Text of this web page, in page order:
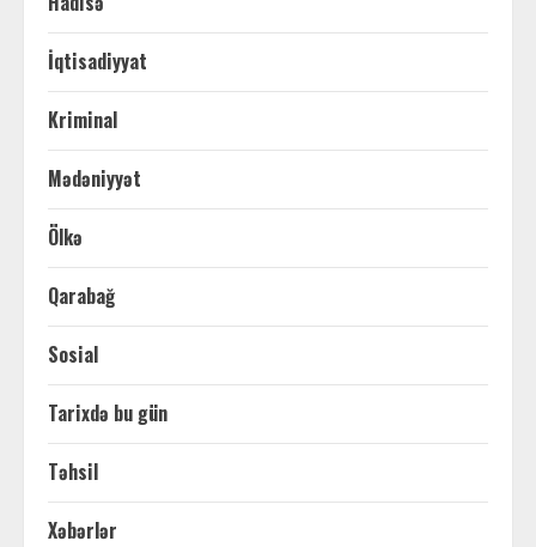
İqtisadiyyat
Kriminal
Mədəniyyət
Ölkə
Qarabağ
Sosial
Tarixdə bu gün
Təhsil
Xəbərlər